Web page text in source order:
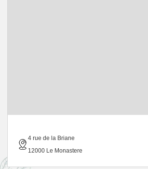
4 rue de la Briane
12000 Le Monastere